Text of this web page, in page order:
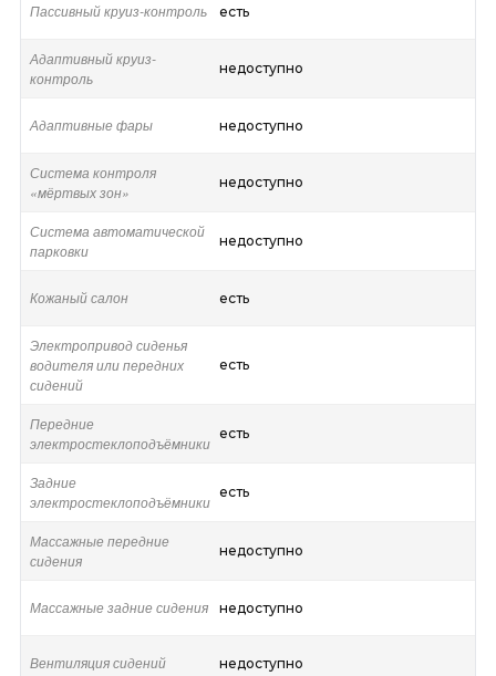
Пассивный круиз-контроль есть
Адаптивный круиз-
контроль
недоступно
Адаптивные фары недоступно
Система контроля
«мёртвых зон»
недоступно
Система автоматической
парковки
недоступно
Кожаный салон есть
Электропривод сиденья
водителя или передних
сидений
есть
Передние
электростеклоподъёмники
есть
Задние
электростеклоподъёмники
есть
Массажные передние
сидения
недоступно
Массажные задние сидения недоступно
Вентиляция сидений недоступно